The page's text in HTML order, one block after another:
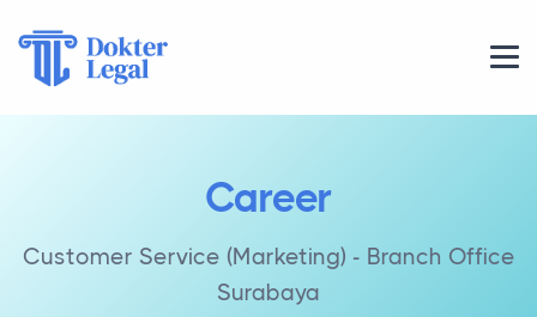
Career
Customer Service (Marketing) - Branch Office
Surabaya